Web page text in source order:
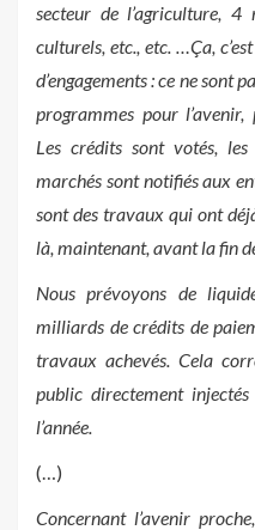
secteur de l’agriculture,
culturels, etc., etc. …Ça,
d’engagements : ce ne sont
programmes pour
Les crédits sont votés,
marchés sont notifiés aux
sont des travaux qui ont
là, maintenant, avant la fin
Nous prévoyons de
milliards de crédits de
travaux achevés. Cela
public directement
l’année.
(…)
Concernant l’avenir